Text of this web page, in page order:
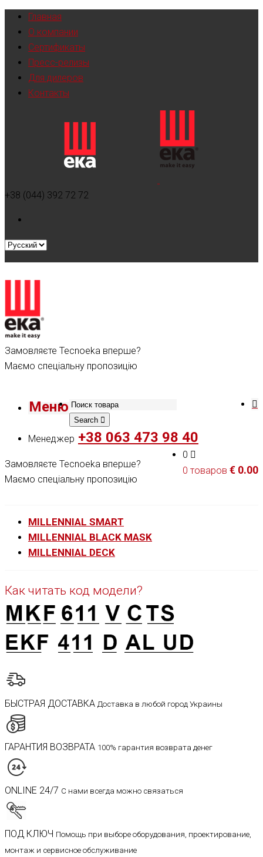
Главная
О компании
Сертификаты
Пресс-релизы
Для дилеров
Контакты
+38 (044) 392 72 72
Замовляєте Tecnoeka вперше?
Маємо спеціальну пропозицію
Меню
Search
Менеджер +38 063 473 98 40
0
0 товаров € 0.00
Замовляєте Tecnoeka вперше?
Маємо спеціальну пропозицію
MILLENNIAL SMART
MILLENNIAL BLACK MASK
MILLENNIAL DECK
Как читать код модели?
БЫСТРАЯ ДОСТАВКА Доставка в любой город Украины
ГАРАНТИЯ ВОЗВРАТА 100% гарантия возврата денег
ONLINE 24/7 С нами всегда можно связаться
ПОД КЛЮЧ Помощь при выборе оборудования, проектирование,
монтаж и сервисное обслуживание